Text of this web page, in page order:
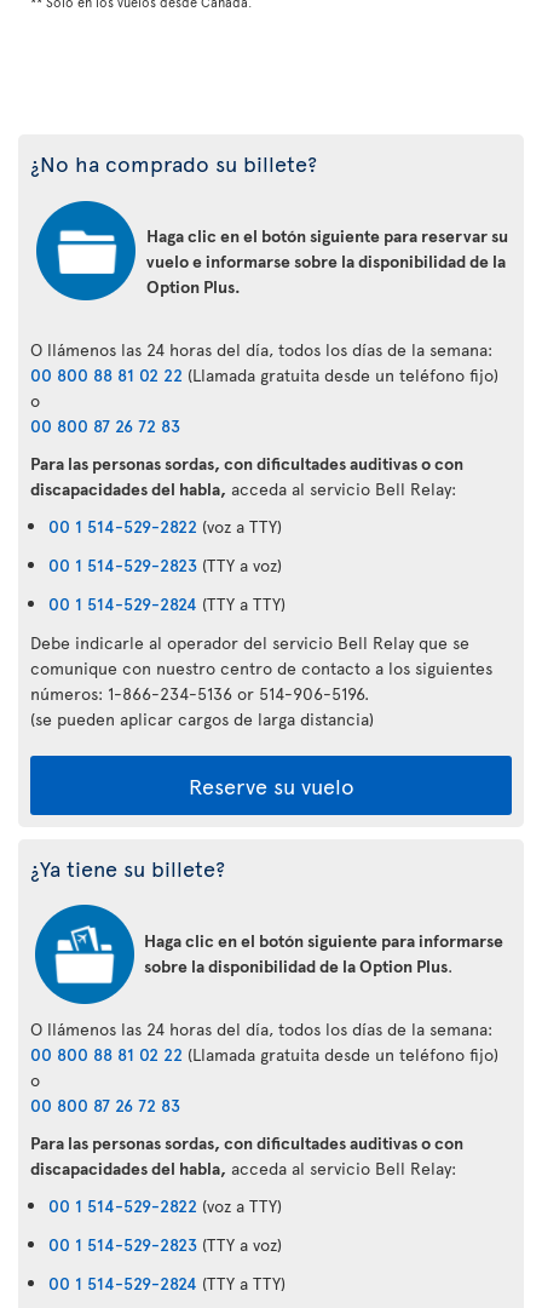
¿No ha comprado su billete?
Haga clic en el botón siguiente para reservar su
vuelo e informarse sobre la disponibilidad de la
Option Plus.
O llámenos las 24 horas del día, todos los días de la semana:
00 800 88 81 02 22 (Llamada gratuita desde un teléfono fijo)
o
00 800 87 26 72 83
Para las personas sordas, con dificultades auditivas o con
discapacidades del habla, acceda al servicio Bell Relay:
00 1 514-529-2822 (voz a TTY)
00 1 514-529-2823 (TTY a voz)
00 1 514-529-2824 (TTY a TTY)
Debe indicarle al operador del servicio Bell Relay que se
comunique con nuestro centro de contacto a los siguientes
números: 1-866-234-5136 or 514-906-5196.
(se pueden aplicar cargos de larga distancia)
Reserve su vuelo
¿Ya tiene su billete?
Haga clic en el botón siguiente para informarse
sobre la disponibilidad de la Option Plus.
O llámenos las 24 horas del día, todos los días de la semana:
00 800 88 81 02 22 (Llamada gratuita desde un teléfono fijo)
o
00 800 87 26 72 83
Para las personas sordas, con dificultades auditivas o con
discapacidades del habla, acceda al servicio Bell Relay:
00 1 514-529-2822 (voz a TTY)
00 1 514-529-2823 (TTY a voz)
00 1 514-529-2824 (TTY a TTY)